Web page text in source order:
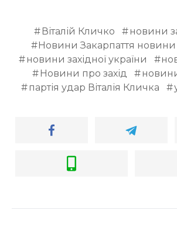
Віталій Кличко
новини
Новини Закарпаття
новини західної україни
Новини про захід
партія удар Віталія Кличка